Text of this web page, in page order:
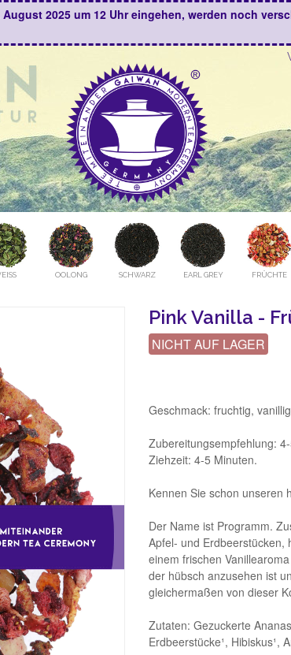
2025 um 12 Uhr eingehen, werden noch
OOLONG SCHWARZ EARL GREY FRÜCHTE
Pink Vanilla -
NICHT AUF LAGER
Geschmack: fruchtig,
Zubereitungsempfehlung:
Ziehzeit: 4-5 Minuten.
Kennen Sie schon unseren
Der Name ist Programm.
Apfel- und Erdbeerstücken,
einem frischen
der hübsch anzusehen ist
gleichermaßen von dieser
Zutaten: Gezuckerte
Erdbeerstücke¹, Hibiskus¹,